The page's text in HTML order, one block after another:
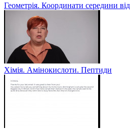
Геометрія. Координати середини
Хімія. Амінокислоти. Пептиди